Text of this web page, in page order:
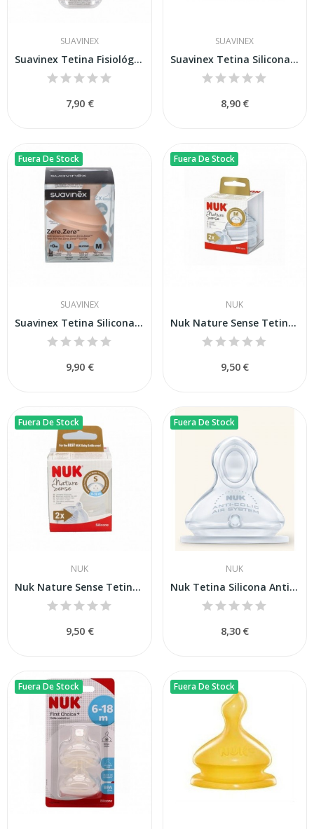
SUAVINEX
Suavinex Tetina Fisiológica Silicona Flujo L...
7,90 €
SUAVINEX
Suavinex Tetina Silicona Ultra Suave Biberón...
8,90 €
Fuera De Stock
SUAVINEX
Suavinex Tetina Silicona Anticólico Flujo M +0M...
9,90 €
Fuera De Stock
NUK
Nuk Nature Sense Tetina Silicona Anticólico T-M...
9,50 €
Fuera De Stock
NUK
Nuk Nature Sense Tetina Silicona Anticólico T-S...
9,50 €
Fuera De Stock
NUK
Nuk Tetina Silicona Anticólico T-1 2uds
8,30 €
Fuera De Stock Fuera De Stock